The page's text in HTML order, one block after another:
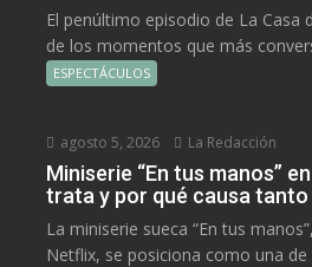
El penúltimo episodio de La Casa
de los momentos que más
ESPECTÁCULOS
agosto 5, 2026 La Redacción
Miniserie “En tus manos”
trata y por qué causa
La miniserie sueca “En tus
Netflix, se posiciona como una de